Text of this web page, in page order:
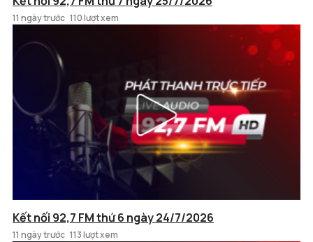
11 ngày trước 110 lượt xem
Kết nối 92,7 FM thứ 6 ngày 24/7/2026
11 ngày trước 113 lượt xem